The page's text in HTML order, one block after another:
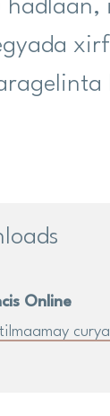
Online